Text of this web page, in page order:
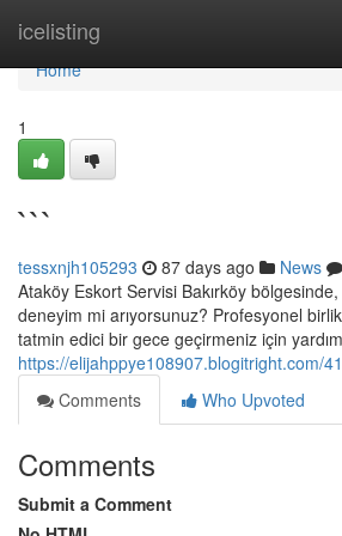
icelisting
Home
Home
1
```
tessxnjh105293 87 days ago News
Ataköy Eskort Servisi Bakırköy
deneyim mi arıyorsunuz? Profesyonel
tatmin edici bir gece geçirmeniz için
https://elijahppye108907.blogitright.com/
Comments
Who Upvoted
Comments
Submit a Comment